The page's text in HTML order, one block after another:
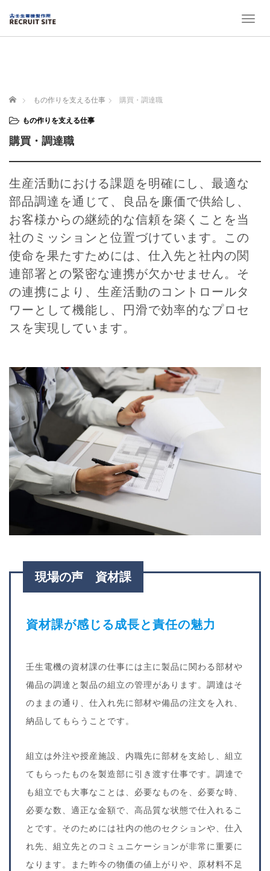
T
t
ホーム もの作りを支える仕事 購買・調達職
もの作りを支える仕事
購買・調達職
生産活動における課題を明確にし、最適な
部品調達を通じて、良品を廉価で供給し、
お客様からの継続的な信頼を築くことを当
社のミッションと位置づけています。この
使命を果たすためには、仕入先と社内の関
連部署との緊密な連携が欠かせません。そ
の連携により、生産活動のコントロールタ
ワーとして機能し、円滑で効率的なプロセ
スを実現しています。
現場の声 資材課
資材課が感じる成長と責任の魅力
壬生電機の資材課の仕事には主に製品に関わる部材や
備品の調達と製品の組立の管理があります。調達はそ
のままの通り、仕入れ先に部材や備品の注文を入れ、
納品してもらうことです。
組立は外注や授産施設、内職先に部材を支給し、組立
てもらったものを製造部に引き渡す仕事です。調達で
も組立でも大事なことは、必要なものを、必要な時、
必要な数、適正な金額で、高品質な状態で仕入れるこ
とです。そのためには社内の他のセクションや、仕入
れ先、組立先とのコミュニケーションが非常に重要に
なります。また昨今の物価の値上がりや、原材料不足